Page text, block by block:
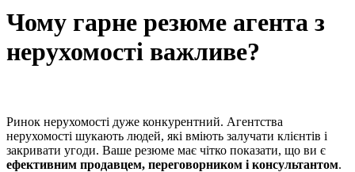
Чому гарне резюме агента з
нерухомості важливе?
Ринок нерухомості дуже конкурентний. Агентства
нерухомості шукають людей, які вміють залучати клієнтів і
закривати угоди. Ваше резюме має чітко показати, що ви є
ефективним продавцем, переговорником і консультантом.